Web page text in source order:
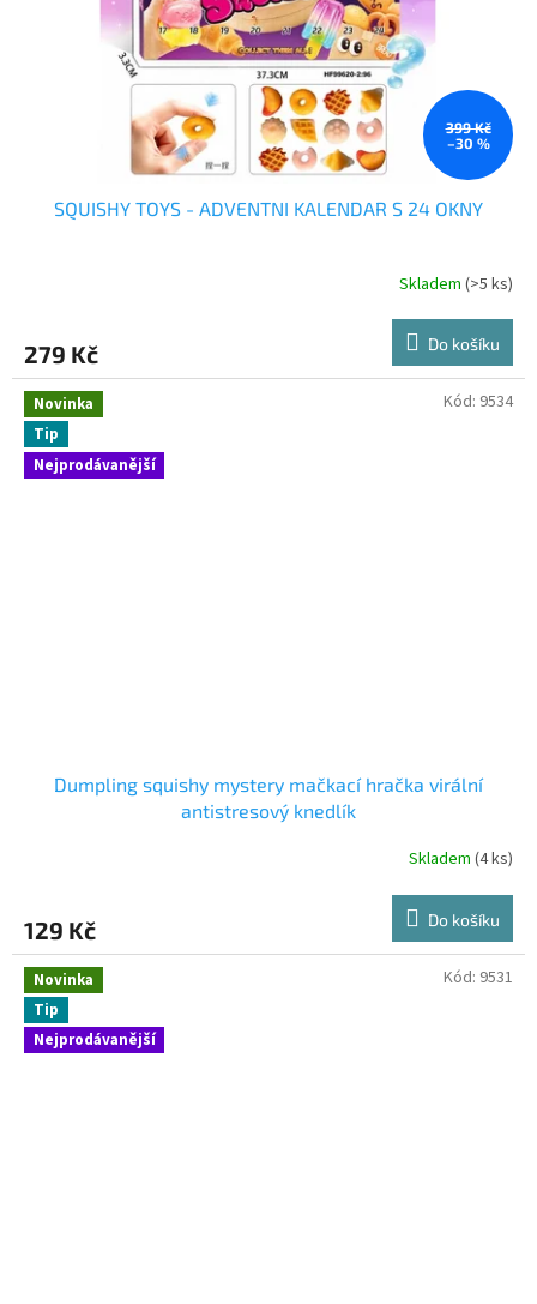
399 Kč
–30 %
SQUISHY TOYS - ADVENTNI KALENDAR S 24 OKNY
Skladem (>5 ks)
279 Kč Do košíku
Novinka
Tip
Nejprodávanější
Dumpling squishy mystery mačkací hračka virální
antistresový knedlík
Skladem (4 ks)
129 Kč Do košíku
Kód: 9534
Novinka
Tip
Nejprodávanější
Kód: 9531